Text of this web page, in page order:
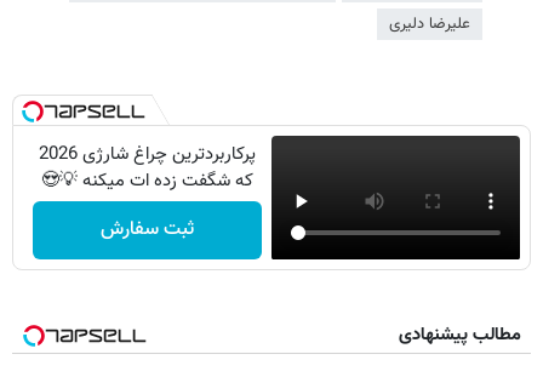
علیرضا دلیری
پرکاربردترین چراغ شارژی 2026
که شگفت زده ات میکنه 💡😍
ثبت سفارش
مطالب پیشنهادی